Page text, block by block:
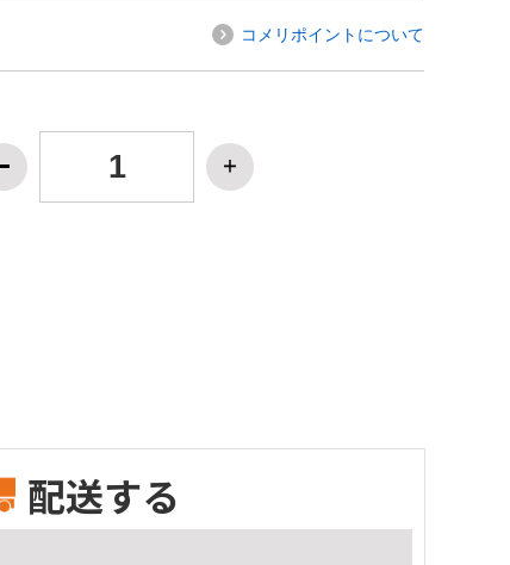
コメリポイントについて
配送する